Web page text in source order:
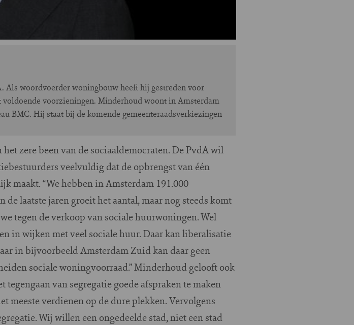
woordvoerder woningbouw heeft hij gestreden voor
voorzieningen. Minderhoud woont in Amsterdam
BMC. Hij staat bij de komende gemeenteraadsverkiezingen
zere been van de sociaaldemocraten. De PvdA wil
veelvuldig dat de opbrengst van één
maakt. “We hebben in Amsterdam 191.000
laatste jaren groeit het aantal, maar nog steeds komt
tegen de verkoop van sociale huurwoningen. Wel
in wijken met veel sociale huur. Daar kan liberalisatie
in bijvoorbeeld Amsterdam Zuid kan daar geen
sociale woningvoorraad.” Minderhoud gelooft ook
van segregatie goede afspraken te maken
meeste verdienen op de dure plekken. Vervolgens
Wij willen een ongedeelde stad, niet een stad